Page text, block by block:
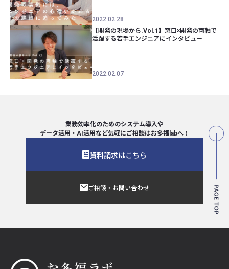
2022.02.28
【開発の現場から.Vol.1】窓口×開発の両軸で
活躍する若手エンジニアにインタビュー
2022.02.07
業務効率化のためのシステム導入や
データ活用・AI活用など気軽にご相談はお多福labへ！
資料請求はこちら
ご相談・お問い合わせ